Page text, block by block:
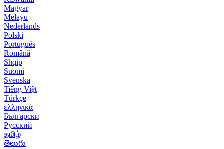
Magyar
Melayu
Nederlands
Polski
Português
Română
Shqip
Suomi
Svenska
Tiếng Việt
Türkçe
ελληνικά
Български
Русский
தமிழ்
తెలుగు